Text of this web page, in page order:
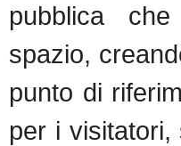
pubblica
spazio,
punto di
per i visitatori,